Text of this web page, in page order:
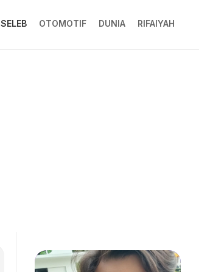
SELEB OTOMOTIF DUNIA RIFAIYAH